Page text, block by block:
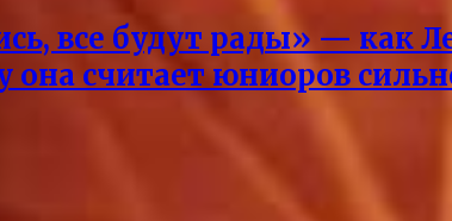
все будут рады» — как
она считает юниоров